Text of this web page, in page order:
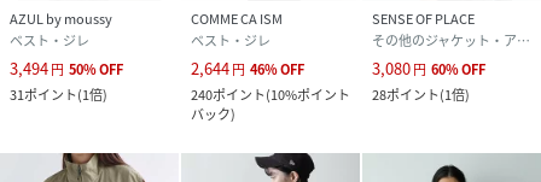
AZUL by moussy
ベスト・ジレ
3,494円 50%OFF
31ポイント(1倍)
COMME CA ISM
ベスト・ジレ
2,644円 46%OFF
240ポイント(10%ポイント
バック)
SENSE OF PLACE
その他のジャケット・アウター
3,080円 60%OFF
28ポイント(1倍)